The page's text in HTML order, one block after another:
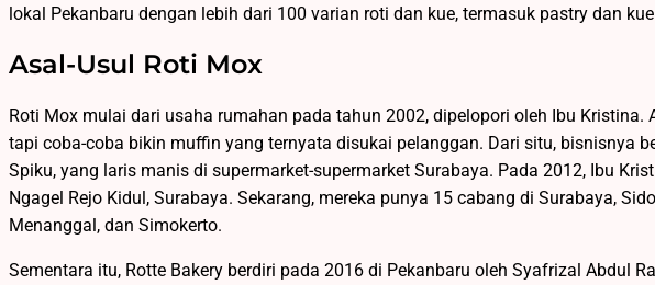
lokal Pekanbaru dengan lebih dari 100 varian roti dan kue, termasuk pastry dan
Asal-Usul Roti Mox
Roti Mox mulai dari usaha rumahan pada tahun 2002, dipelopori oleh Ibu Kristina.
tapi coba-coba bikin muffin yang ternyata disukai pelanggan. Dari situ, bisnisnya
Spiku, yang laris manis di supermarket-supermarket Surabaya. Pada 2012, Ibu
Ngagel Rejo Kidul, Surabaya. Sekarang, mereka punya 15 cabang di Surabaya,
Menanggal, dan Simokerto.
Sementara itu, Rotte Bakery berdiri pada 2016 di Pekanbaru oleh Syafrizal Abdul